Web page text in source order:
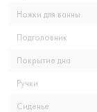
Ножки для ванны
Подголовник
Покрытие дна
Ручки
Сиденье